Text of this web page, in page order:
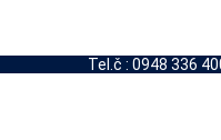
Tel.č : 0948 336